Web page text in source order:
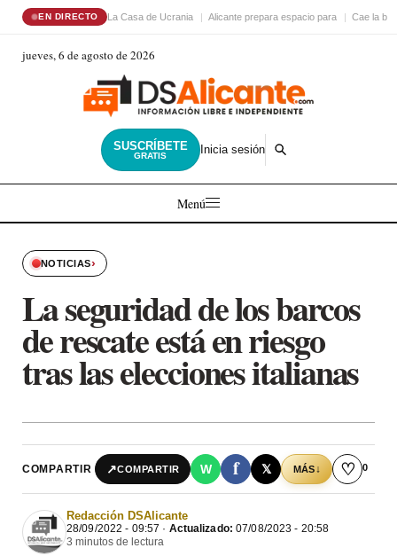
EN DIRECTO La Casa de Ucrania Alicante prepara espacio para Cae la
jueves, 6 de agosto de 2026
SUSCRÍBETE
GRATIS Inicia sesión
Menú
NOTICIAS›
La seguridad de los barcos
de rescate está en riesgo
tras las elecciones italianas
COMPARTIR ↗COMPARTIR W f 𝕏 MÁS↓ ♡ 0
Redacción DSAlicante
28/09/2022 - 09:57 · Actualizado: 07/08/2023 - 20:58
3 minutos de lectura